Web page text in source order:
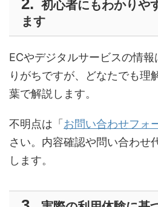
初心者にもわかりや
ます
ECやデジタルサービスの情
りがちですが、どなたでも理
葉で解説します。
不明点は「 お問い合わせフォ
さい。内容確認や問い合わせ
します。